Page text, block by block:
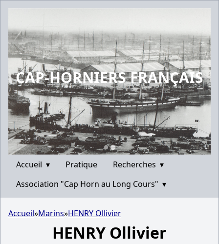
CAP-HORNIERS FRANÇAIS
Accueil ▾ Pratique Recherches ▾
Association "Cap Horn au Long Cours" ▾
Accueil»Marins»HENRY Ollivier
HENRY Ollivier